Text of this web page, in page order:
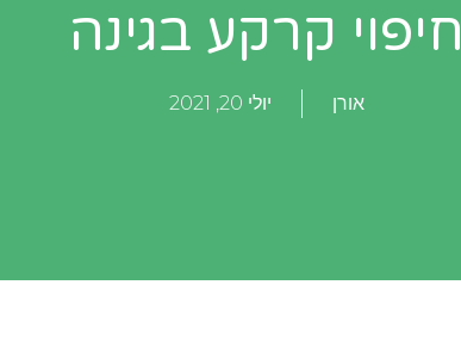
חיפוי קרקע בגינה
אורן יולי 20, 2021